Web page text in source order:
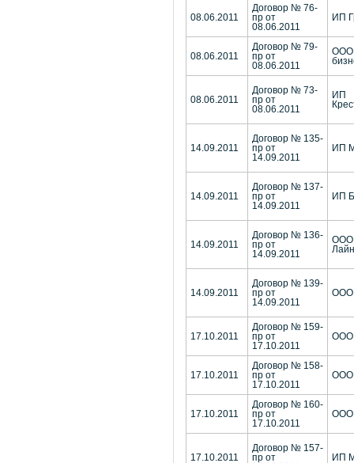
08.06.2011
Договор № 76-
пр от
08.06.2011
ИП
08.06.2011
Договор № 79-
пр от
08.06.2011
ООО
08.06.2011
Договор № 73-
пр от
08.06.2011
ИП
14.09.2011
Договор № 135-
пр от
14.09.2011
ИП
14.09.2011
Договор № 137-
пр от
14.09.2011
ИП
14.09.2011
Договор № 136-
пр от
14.09.2011
ООО
14.09.2011
Договор № 139-
пр от
14.09.2011
ООО
17.10.2011
Договор № 159-
пр от
17.10.2011
ООО
17.10.2011
Договор № 158-
пр от
17.10.2011
ООО
17.10.2011
Договор № 160-
пр от
17.10.2011
ООО
17.10.2011
Договор № 157-
пр от
ИП